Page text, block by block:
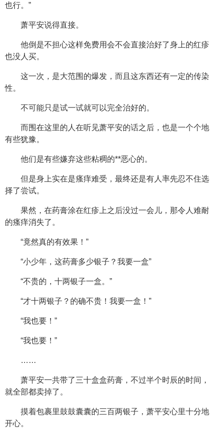
也行。”
萧平安说得直接。
他倒是不担心这样免费用会不会直接治好了身上的红疹
也没人买。
这一次，是大范围的爆发，而且这东西还有一定的传染
性。
不可能只是试一试就可以完全治好的。
而围在这里的人在听见萧平安的话之后，也是一个个地
有些犹豫。
他们是有些嫌弃这些粘稠的**恶心的。
但是身上实在是瘙痒难受，最终还是有人率先忍不住选
择了尝试。
果然，在药膏涂在红疹上之后没过一会儿，那令人难耐
的瘙痒消失了。
“竟然真的有效果！”
“小少年，这药膏多少银子？我要一盒”
“不贵的，十两银子一盒。”
“才十两银子？的确不贵！我要一盒！”
“我也要！”
“我也要！”
……
萧平安一共带了三十盒盒药膏，不过半个时辰的时间，
就全部都卖掉了。
摸着包裹里鼓鼓囊囊的三百两银子，萧平安心里十分地
开心。